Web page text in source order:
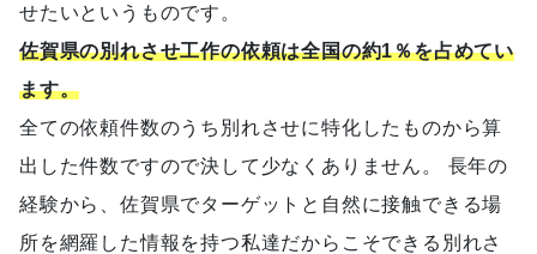
せたいというものです。
佐賀県の別れさせ工作の依頼は全国の約1％を占めてい
ます。
全ての依頼件数のうち別れさせに特化したものから算
出した件数ですので決して少なくありません。 長年の
経験から、佐賀県でターゲットと自然に接触できる場
所を網羅した情報を持つ私達だからこそできる別れさ